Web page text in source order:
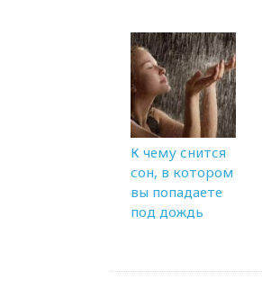
К чему снится
сон, в котором
вы попадаете
под дождь